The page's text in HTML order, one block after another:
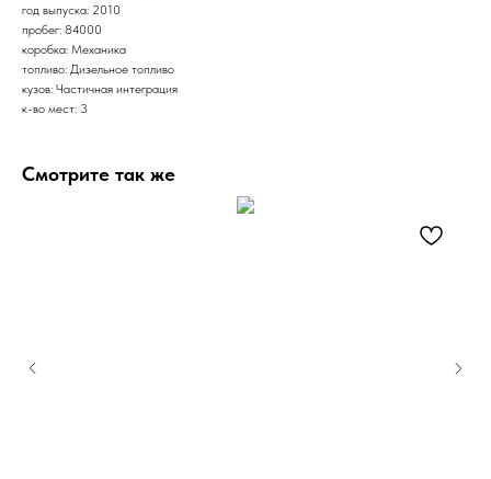
год выпуска: 2010
пробег: 84000
коробка: Механика
топливо: Дизельное топливо
кузов: Частичная интеграция
к-во мест: 3
Смотрите так же